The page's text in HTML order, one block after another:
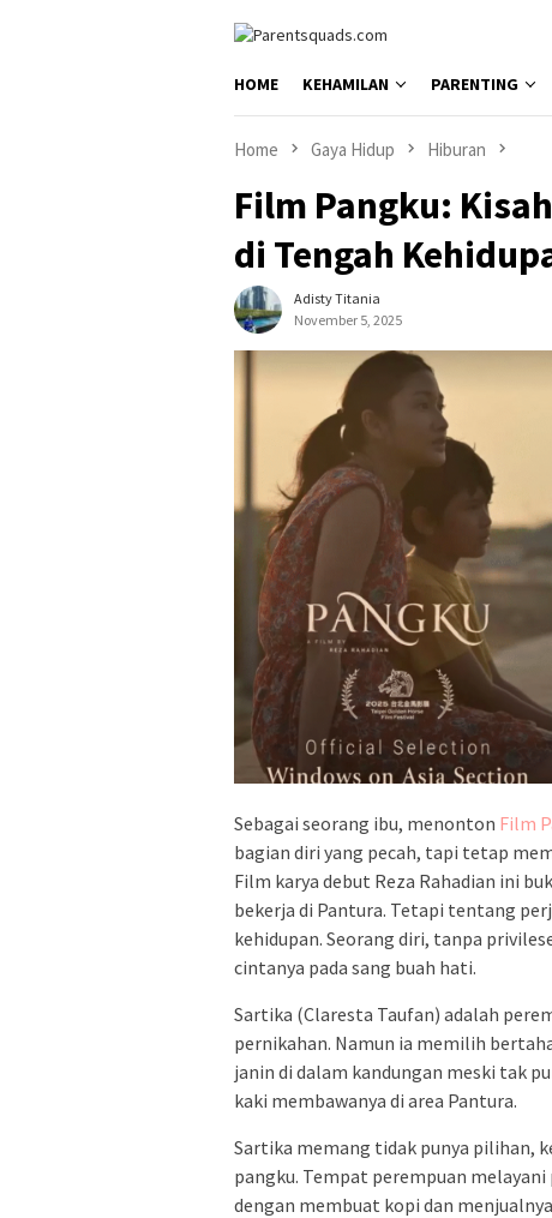
HOME KEHAMILAN PARENTING
Home Gaya Hidup Hiburan
Film Pangku:
di Tengah
Adisty Titania
November 5, 2025
Sebagai seorang ibu, menonton Film
bagian diri yang pecah, tapi tetap
Film karya debut Reza Rahadian ini
bekerja di Pantura. Tetapi tentang
kehidupan. Seorang diri, tanpa
cintanya pada sang buah hati.
Sartika (Claresta Taufan) adalah
pernikahan. Namun ia memilih
janin di dalam kandungan meski tak
kaki membawanya di area Pantura.
Sartika memang tidak punya pilihan,
pangku. Tempat perempuan
dengan membuat kopi dan